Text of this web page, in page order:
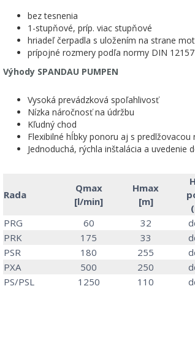
bez tesnenia
1-stupňové, príp. viac stupňové
hriadeľ čerpadla s uložením na strane
prípojné rozmery podľa normy DIN 12157
Výhody SPANDAU PUMPEN
Vysoká prevádzková spoľahlivosť
Nízka náročnosť na údržbu
Kľudný chod
Flexibilné hĺbky ponoru aj s predlžovacou
Jednoduchá, rýchla inštalácia a uvedenie
Rada
Qmax
[l/min]
Hmax
[m]
PRG 60 32
PRK
175 33
PSR
180 255
PXA
500 250
PS/PSL
1250 110